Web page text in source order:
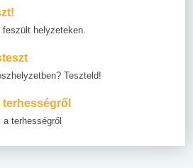
helyzeteken.
Teszteld!
terhességről